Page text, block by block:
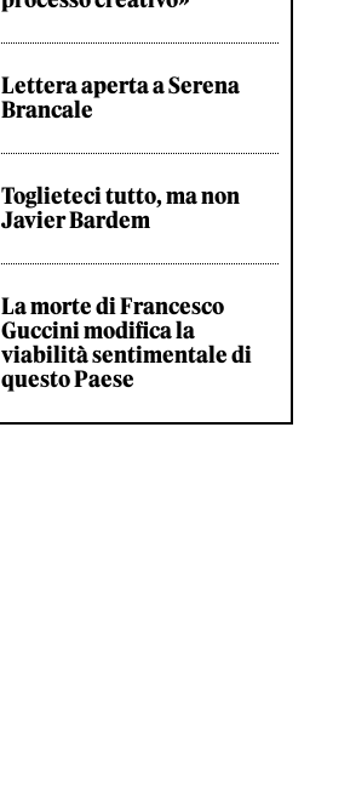
Lettera aperta a Serena
Brancale
Toglieteci tutto, ma non
Javier Bardem
La morte di Francesco
Guccini modifica la
viabilità sentimentale di
questo Paese